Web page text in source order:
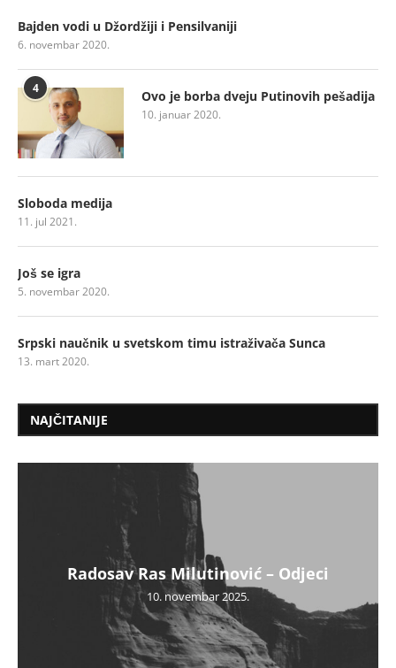
Bajden vodi u Džordžiji i Pensilvaniji
6. novembar 2020.
4 Ovo je borba dveju Putinovih pešadija
10. januar 2020.
Sloboda medija
11. jul 2021.
Još se igra
5. novembar 2020.
Srpski naučnik u svetskom timu istraživača Sunca
13. mart 2020.
NAJČITANIJE
Radosav Ras Milutinović – Odjeci
10. novembar 2025.